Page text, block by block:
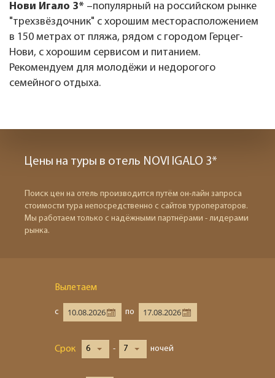
Нови Игало 3* –популярный на российском рынке
"трехзвёздочник" с хорошим месторасположением
в 150 метрах от пляжа, рядом с городом Герцег-
Нови, с хорошим сервисом и питанием.
Рекомендуем для молодёжи и недорогого
семейного отдыха.
Цены на туры в отель NOVI IGALO 3*
Поиск цен на отель производится путём он-лайн запроса
стоимости тура непосредственно с сайтов туроператоров.
Мы работаем только с надёжными партнёрами - лидерами
рынка.
Вылетаем
с по
Срок 6 - 7 ночей